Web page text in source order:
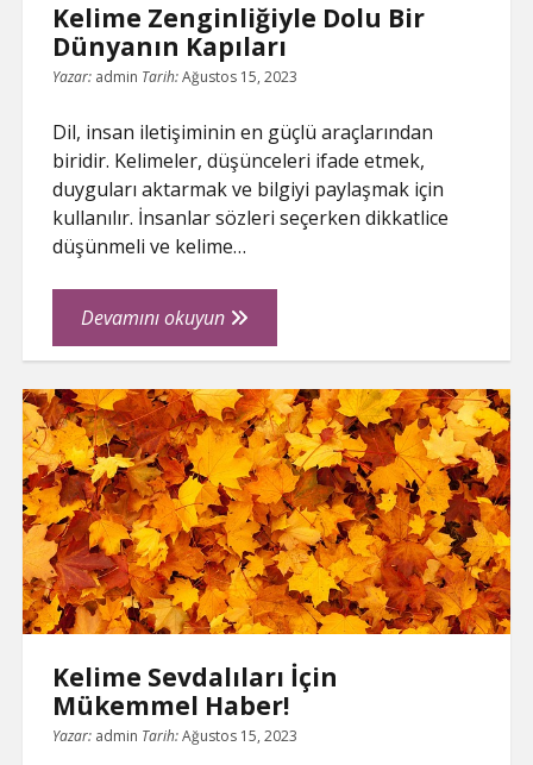
Kelime Zenginliğiyle Dolu Bir
Dünyanın Kapıları
Yazar: admin Tarih:Ağustos 15, 2023
Dil, insan iletişiminin en güçlü araçlarından
biridir. Kelimeler, düşünceleri ifade etmek,
duyguları aktarmak ve bilgiyi paylaşmak için
kullanılır. İnsanlar sözleri seçerken dikkatlice
düşünmeli ve kelime…
Devamını okuyunKelime
Zenginliğiyle
Bir
Dünyanın
Kapıları
Kelime Sevdalıları İçin
Mükemmel Haber!
Yazar: admin Tarih:Ağustos 15, 2023